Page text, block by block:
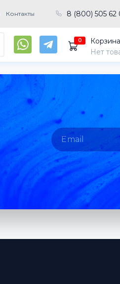
Контакты 8 (800) 505 62
0
Корзина
Нет